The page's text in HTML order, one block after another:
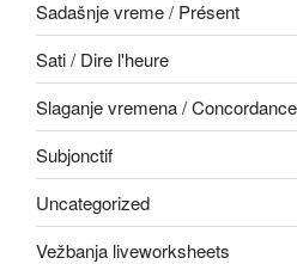
Sadašnje vreme / Présent
Sati / Dire l'heure
Slaganje vremena /
Subjonctif
Uncategorized
Vežbanja liveworksheets